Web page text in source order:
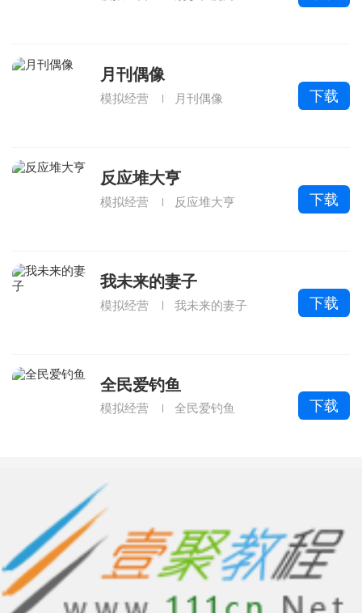
月刊偶像
模拟经营 月刊偶像 下载
反应堆大亨
模拟经营 反应堆大亨 下载
我未来的妻子
模拟经营 我未来的妻子 下载
全民爱钓鱼
模拟经营 全民爱钓鱼 下载